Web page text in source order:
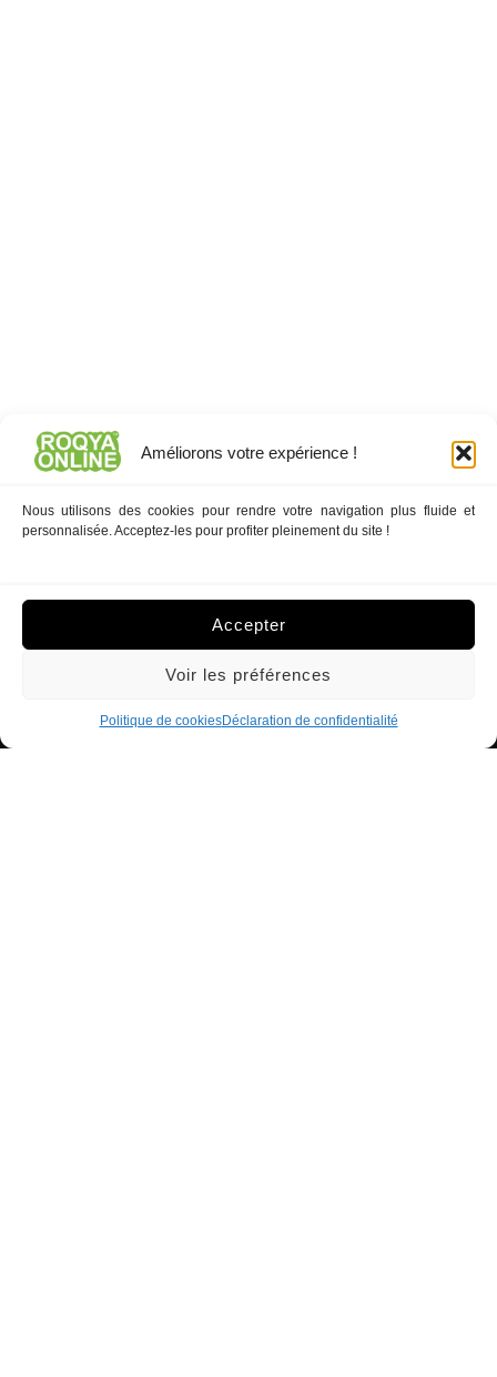
Améliorons votre expérience !
Nous utilisons des cookies pour rendre votre navigation plus fluide et
personnalisée. Acceptez-les pour profiter pleinement du site !
Accepter
Voir les préférences
Politique de cookiesDéclaration de confidentialité
-Sitemap
Trustpilot
Notre méthode de Diagnostic : Sorcellerie -
Mauvais oeil - Djinn